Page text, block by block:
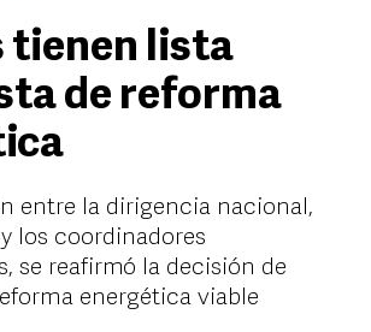
tienen lista
de reforma
entre la dirigencia nacional,
los coordinadores
se reafirmó la decisión de
energética viable